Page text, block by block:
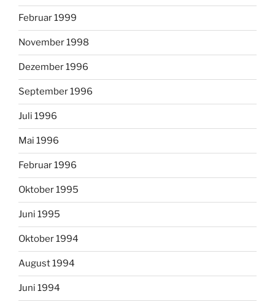
Februar 1999
November 1998
Dezember 1996
September 1996
Juli 1996
Mai 1996
Februar 1996
Oktober 1995
Juni 1995
Oktober 1994
August 1994
Juni 1994